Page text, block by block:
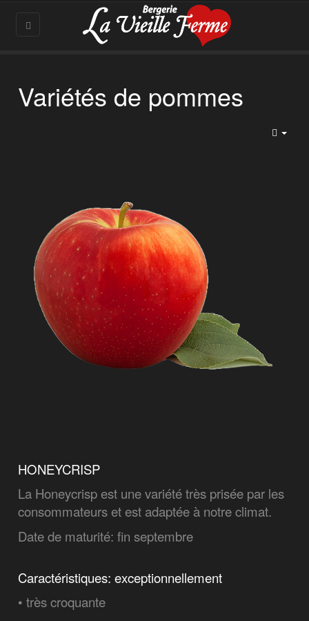
Variétés de pommes
HONEYCRISP
La Honeycrisp est une variété très prisée par les
consommateurs et est adaptée à notre climat.
Date de maturité: fin septembre
Caractéristiques: exceptionnellement
• très croquante